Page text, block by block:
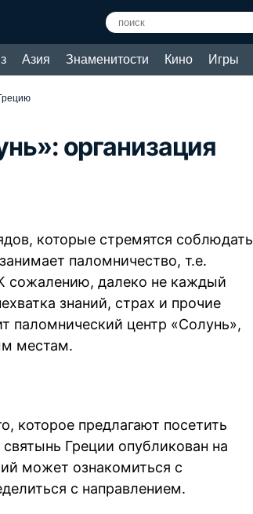
Азия Знаменитости Кино Игры
организация
которые стремятся соблюдать
паломничество, т.е.
сожалению, далеко не каждый
знаний, страх и прочие
центр «Солунь»,
местам.
которое предлагают посетить
Греции опубликован на
может ознакомиться с
с направлением.